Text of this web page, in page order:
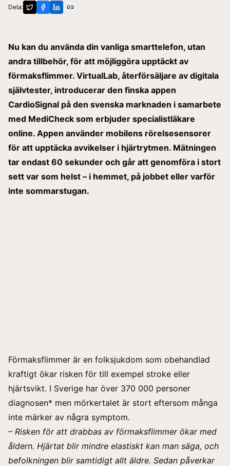
Dela:
Nu kan du använda din vanliga smarttelefon, utan
andra tillbehör, för att möjliggöra upptäckt av
förmaksflimmer. VirtualLab, återförsäljare av digitala
självtester, introducerar den finska appen
CardioSignal på den svenska marknaden i samarbete
med MediCheck som erbjuder specialistläkare
online. Appen använder mobilens rörelsesensorer
för att upptäcka avvikelser i hjärtrytmen. Mätningen
tar endast 60 sekunder och går att genomföra i stort
sett var som helst – i hemmet, på jobbet eller varför
inte sommarstugan.
Förmaksflimmer är en folksjukdom som obehandlad
kraftigt ökar risken för till exempel stroke eller
hjärtsvikt. I Sverige har över 370 000 personer
diagnosen* men mörkertalet är stort eftersom många
inte märker av några symptom.
– Risken för att drabbas av förmaksflimmer ökar med
åldern. Hjärtat blir mindre elastiskt kan man säga, och
befolkningen blir samtidigt allt äldre. Sedan påverkar